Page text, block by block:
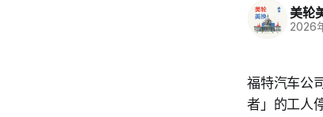
美轮
2026
福特汽车公
者」的工人